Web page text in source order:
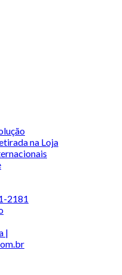
na Loja
2181
|